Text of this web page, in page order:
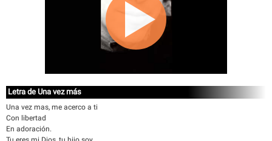
Letra de Una vez más
Una vez mas, me acerco a ti
Con libertad
En adoración.